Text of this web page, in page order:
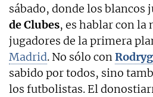
sábado, donde los blancos
de Clubes, es hablar con la
jugadores de la primera
Madrid. No sólo con
sabido por todos, sino
los futbolistas. El